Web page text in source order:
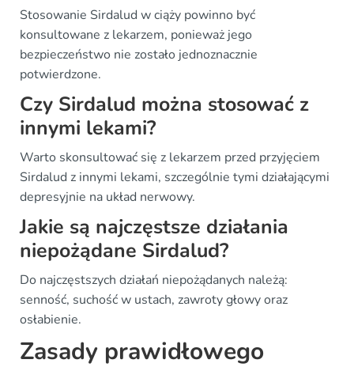
Stosowanie Sirdalud w ciąży powinno być
konsultowane z lekarzem, ponieważ jego
bezpieczeństwo nie zostało jednoznacznie
potwierdzone.
Czy Sirdalud można stosować z
innymi lekami?
Warto skonsultować się z lekarzem przed przyjęciem
Sirdalud z innymi lekami, szczególnie tymi działającymi
depresyjnie na układ nerwowy.
Jakie są najczęstsze działania
niepożądane Sirdalud?
Do najczęstszych działań niepożądanych należą:
senność, suchość w ustach, zawroty głowy oraz
osłabienie.
Zasady prawidłowego